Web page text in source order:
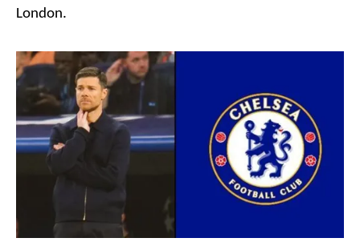
London.